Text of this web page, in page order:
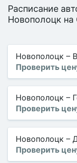
Расписание
Новополоцк на
Новополоцк –
Проверить
Новополоцк –
Проверить
Новополоцк –
Проверить